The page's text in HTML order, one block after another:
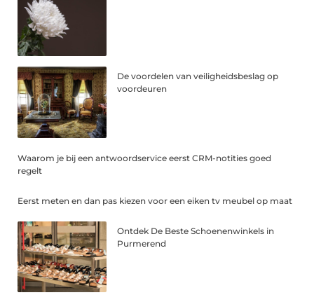
De voordelen van veiligheidsbeslag op
voordeuren
Waarom je bij een antwoordservice eerst CRM-notities goed
regelt
Eerst meten en dan pas kiezen voor een eiken tv meubel op maat
Ontdek De Beste Schoenenwinkels in
Purmerend